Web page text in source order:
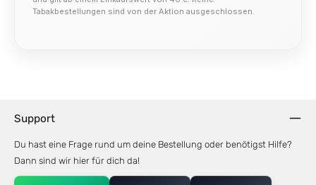
Tabakbestellungen sind von der Aktion ausgeschlossen.
Support
Du hast eine Frage rund um deine Bestellung oder benötigst Hilfe?
Dann sind wir hier für dich da!